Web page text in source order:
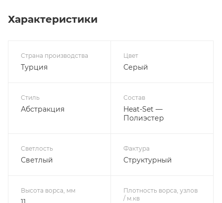
Характеристики
Страна производства
Турция
Цвет
Серый
Стиль
Абстракция
Состав
Heat-Set —
Полиэстер
Светлость
Светлый
Фактура
Структурный
Высота ворса, мм
Плотность ворса, узлов
/ м.кв